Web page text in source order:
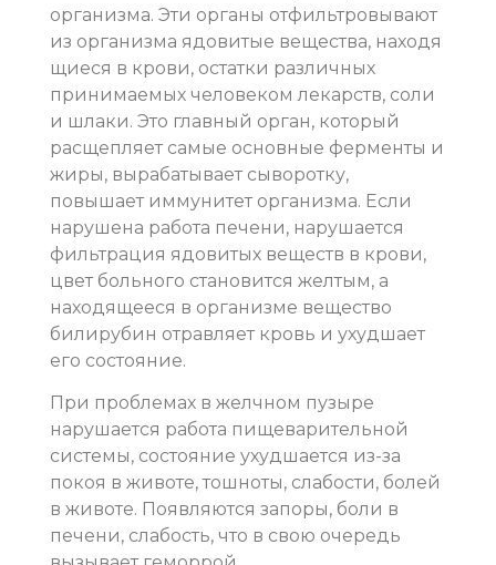
организма. Эти органы отфильтровывают
из организма ядовитые вещества, находя
щиеся в крови, остатки различных
принимаемых человеком лекарств, соли
и шлаки. Это главный орган, который
расщепляет самые основные ферменты и
жиры, вырабатывает сыворотку,
повышает иммунитет организма. Если
нарушена работа печени, нарушается
фильтрация ядовитых веществ в крови,
цвет больного становится желтым, а
находящееся в организме вещество
билирубин отравляет кровь и ухудшает
его состояние.
При проблемах в желчном пузыре
нарушается работа пищеварительной
системы, состояние ухудшается из-за
покоя в животе, тошноты, слабости, болей
в животе. Появляются запоры, боли в
печени, слабость, что в свою очередь